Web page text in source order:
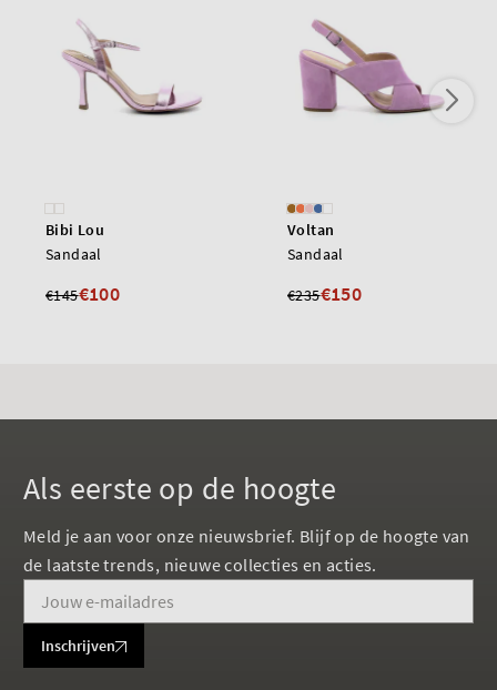
Bibi Lou
Sandaal
€145€100
Voltan
Sandaal
€235€150
Als eerste op de hoogte
Meld je aan voor onze nieuwsbrief. Blijf op de hoogte van
de laatste trends, nieuwe collecties en acties.
Inschrijven